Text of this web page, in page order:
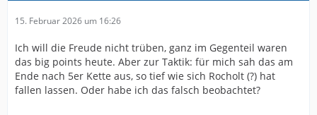
15. Februar 2026 um 16:26
Ich will die Freude nicht trüben, ganz im Gegenteil waren
das big points heute. Aber zur Taktik: für mich sah das am
Ende nach 5er Kette aus, so tief wie sich Rocholt (?) hat
fallen lassen. Oder habe ich das falsch beobachtet?